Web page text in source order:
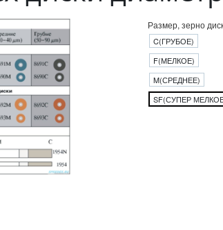
Размер, зерно
C(ГРУБОЕ)
F(МЕЛКОЕ)
M(СРЕДНЕЕ)
SF(СУПЕР